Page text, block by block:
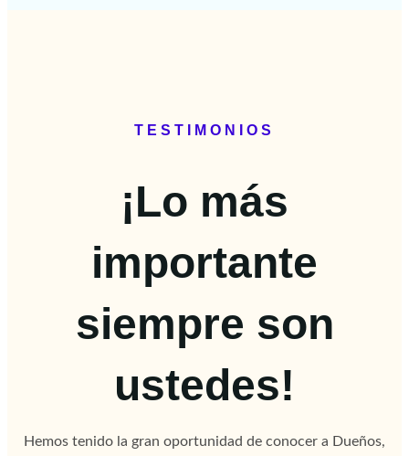
TESTIMONIOS
¡Lo más
importante
siempre son
ustedes!
Hemos tenido la gran oportunidad de conocer a Dueños,